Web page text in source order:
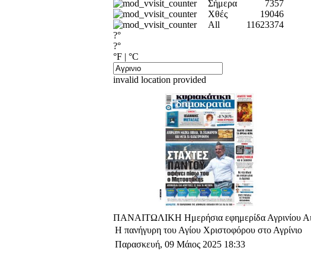
Σήμερα
7357
Χθές
19046
All
11623374
?°
?°
°F | °C
invalid location provided
ΠΑΝΑΙΤΩΛΙΚΗ Ημερήσια εφημερίδα Αγρινίου
Η πανήγυρη του Αγίου Χριστοφόρου στο Αγρίνιο
Παρασκευή, 09 Μάιος 2025 18:33